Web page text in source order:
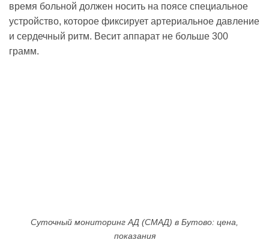
время больной должен носить на поясе специальное
устройство, которое фиксирует артериальное давление
и сердечный ритм. Весит аппарат не больше 300
грамм.
Суточный мониторинг АД (СМАД) в Бутово: цена,
показания